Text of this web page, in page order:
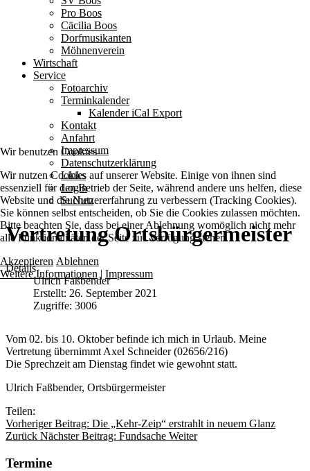
Pro Boos
Cäcilia Boos
Dorfmusikanten
Möhnenverein
Wirtschaft
Service
Fotoarchiv
Terminkalender
Kalender iCal Export
Kontakt
Anfahrt
Impressum
Datenschutzerklärung
Links
Login
Suchen
Vertretung Ortsbürgermeister
Details
Ulrich Faßbender
Erstellt: 26. September 2021
Zugriffe: 3006
Vom 02. bis 10. Oktober befinde ich mich in Urlaub. Meine
Vertretung übernimmt Axel Schneider (02656/216)
Die Sprechzeit am Dienstag findet wie gewohnt statt.
Ulrich Faßbender, Ortsbürgermeister
Teilen:
Vorheriger Beitrag: Die „Kehr-Zeip“ erstrahlt in neuem Glanz
Zurück Nächster Beitrag: Fundsache Weiter
Termine
Wir benutzen Cookies
Wir nutzen Cookies auf unserer Website. Einige von ihnen sind
essenziell für den Betrieb der Seite, während andere uns helfen, diese
Website und die Nutzererfahrung zu verbessern (Tracking Cookies).
Sie können selbst entscheiden, ob Sie die Cookies zulassen möchten.
Bitte beachten Sie, dass bei einer Ablehnung womöglich nicht mehr
alle Funktionalitäten der Seite zur Verfügung stehen.
Akzeptieren Ablehnen
Weitere Informationen | Impressum